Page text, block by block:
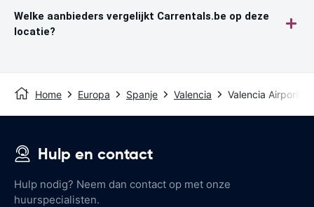
Welke aanbieders vergelijkt Carrentals.be op deze
locatie?
Home Europa Spanje Valencia Valencia Airport
Hulp en contact
Hulp nodig? Neem dan contact op met onze
huurspecialisten.